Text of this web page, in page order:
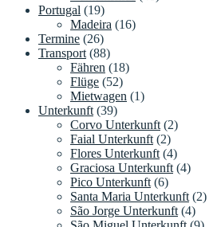
Portugal (19)
Madeira (16)
Termine (26)
Transport (88)
Fähren (18)
Flüge (52)
Mietwagen (1)
Unterkunft (39)
Corvo Unterkunft (2)
Faial Unterkunft (2)
Flores Unterkunft (4)
Graciosa Unterkunft (4)
Pico Unterkunft (6)
Santa Maria Unterkunft (2)
São Jorge Unterkunft (4)